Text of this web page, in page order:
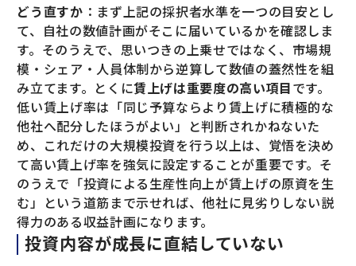
どう直すか ：まず上記の採択者水準を一つの目安とし
て、自社の数値計画がそこに届いているかを確認しま
す。そのうえで、思いつきの上乗せではなく、市場規
模・シェア・人員体制から逆算して数値の蓋然性を組
み立てます。とくに賃上げは重要度の高い項目です。
低い賃上げ率は「同じ予算ならより賃上げに積極的な
他社へ配分したほうがよい」と判断されかねないた
め、これだけの大規模投資を行う以上は、覚悟を決め
て高い賃上げ率を強気に設定することが重要です。そ
のうえで「投資による生産性向上が賃上げの原資を生
む」という道筋まで示せれば、他社に見劣りしない説
得力のある収益計画になります。
投資内容が成長に直結していない